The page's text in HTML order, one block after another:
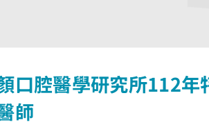
口腔醫學研究所112
師